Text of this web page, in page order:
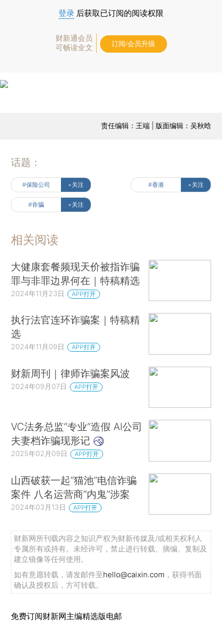
登录 后获取已订阅的阅读权限
财新通会员
可畅读全文
订阅/会员升级
责任编辑：王端 | 版面编辑：吴秋晗
话题：
#保险公司 +关注 #香港 +关注
#诈骗 +关注
相关阅读
大健康套餐频现天价被指诈骗
罪与非罪边界何在｜特稿精选
2024年11月23日 APP打开
执行法官连环诈骗案｜特稿精
选
2024年11月09日 APP打开
财新周刊｜律师诈骗案风波
2024年09月07日 APP打开
VC法务总监“专业”造假 AI公司
夫妻档诈骗现形记
2025年02月09日 APP打开
山西破获一起“猫池”电信诈骗
案件 八名运营商“内鬼”涉案
2024年03月13日 APP打开
财新网所刊载内容之知识产权为财新传媒及/或相关权利人
专属所有或持有。未经许可，禁止进行转载、摘编、复制及
建立镜像等任何使用。
如有意愿转载，请发邮件至hello@caixin.com ，获得书面
确认及授权后，方可转载。
免费订阅财新网主编精选版电邮